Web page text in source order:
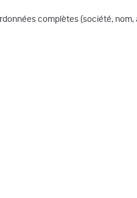
complètes (société,